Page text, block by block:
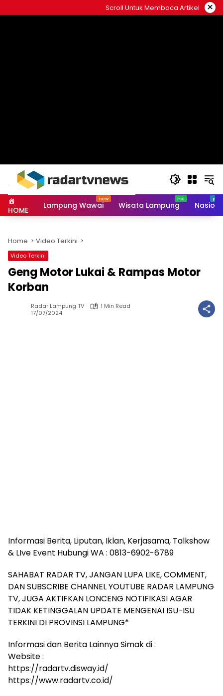
to
Scroll Untuk Membaca Artikel ×
HOME Lampung Wawai Wisata Lampung
Home Video Terkini
Video Terkini
Geng Motor Lukai & Rampas Motor
Korban
Radar Lampung TV
1 Min Read
17/07/2024
Informasi Berita, Liputan, Iklan, Kerjasama, Talkshow
& LIve Event Hubungi WA : 0813-6902-6789
SAHABAT RADAR TV, JANGAN LUPA LIKE, COMMENT,
DAN SUBSCRIBE CHANNEL YOUTUBE RADAR LAMPUNG
TV, JUGA AKTIFKAN LONCENG NOTIFIKASI AGAR
TIDAK KETINGGALAN UPDATE MENGENAI ISU-ISU
TERKINI DI PROVINSI LAMPUNG*
Informasi dan Berita Lainnya Simak di :
Website :
https://radartv.disway.id/
https://www.radartv.co.id/